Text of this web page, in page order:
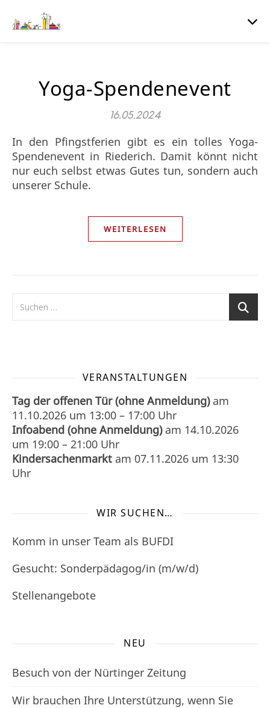
Yoga-Spendenevent
16.05.2024
In den Pfingstferien gibt es ein tolles Yoga-
Spendenevent in Riederich. Damit könnt nicht
nur euch selbst etwas Gutes tun, sondern auch
unserer Schule.
WEITERLESEN
VERANSTALTUNGEN
Tag der offenen Tür (ohne Anmeldung)am
11.10.2026 um 13:00 – 17:00 Uhr
Infoabend (ohne Anmeldung)am 14.10.2026
um 19:00 – 21:00 Uhr
Kindersachenmarkt am 07.11.2026 um 13:30
Uhr
WIR SUCHEN…
Komm in unser Team als BUFDI
Gesucht: Sonderpädagog/in (m/w/d)
Stellenangebote
NEU
Besuch von der Nürtinger Zeitung
Wir brauchen Ihre Unterstützung, wenn Sie